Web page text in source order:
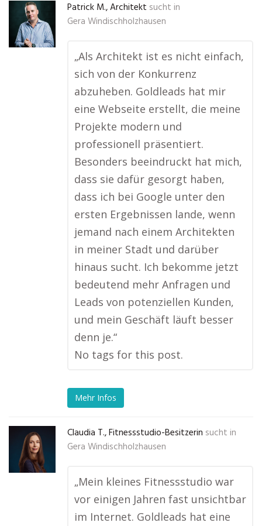
Patrick M., Architekt sucht in
Gera Windischholzhausen
„Als Architekt ist es nicht einfach,
sich von der Konkurrenz
abzuheben. Goldleads hat mir
eine Webseite erstellt, die meine
Projekte modern und
professionell präsentiert.
Besonders beeindruckt hat mich,
dass sie dafür gesorgt haben,
dass ich bei Google unter den
ersten Ergebnissen lande, wenn
jemand nach einem Architekten
in meiner Stadt und darüber
hinaus sucht. Ich bekomme jetzt
bedeutend mehr Anfragen und
Leads von potenziellen Kunden,
und mein Geschäft läuft besser
denn je.“
No tags for this post.
Mehr Infos
Claudia T., Fitnessstudio-Besitzerin sucht in
Gera Windischholzhausen
„Mein kleines Fitnessstudio war
vor einigen Jahren fast unsichtbar
im Internet. Goldleads hat eine